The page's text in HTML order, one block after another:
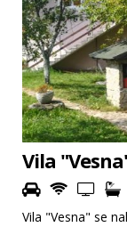
Vila
Vila "Vesna" se